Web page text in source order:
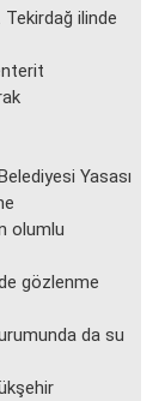
ilinde
Yasası
olumlu
gözlenme
da su